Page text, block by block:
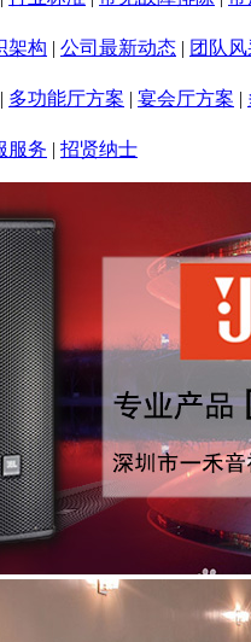
架构 | 公司最新动态 | 团队
| 多功能厅方案 | 宴会厅方案 |
服务 | 招贤纳士